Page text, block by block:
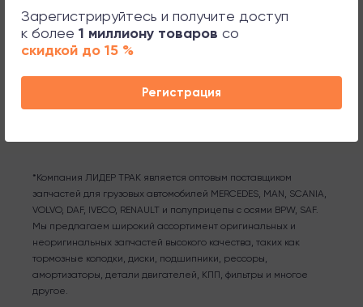
Зарегистрируйтесь и получите доступ
к более 1 миллиону товаров со
скидкой до 15 %
Регистрация
Сопутствующие товары
*Компания ЛИДЕР ТРАК является оптовым поставщиком
запчастей для грузовых автомобилей MERCEDES, MAN, SCANIA,
VOLVO, DAF, IVECO, RENAULT и полуприцепы с осями BPW, SAF.
Мы предлагаем широкий ассортимент оригинальных и
неоригинальных запчастей высокого качества, таких как
тормозные колодки, диски, подшипники, рессоры,
амортизаторы, детали двигателей, КПП, фильтры и многое
другое.